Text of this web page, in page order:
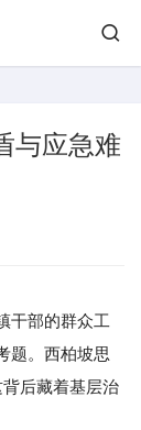
与应急难
部的群众工
题。西柏坡思
后藏着基层治